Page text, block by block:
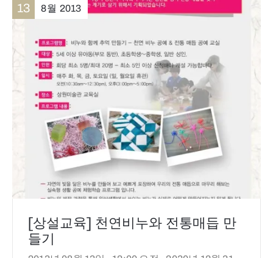
13 8월 2013
[상설교육] 천연비누와 전통매듭 만
들기